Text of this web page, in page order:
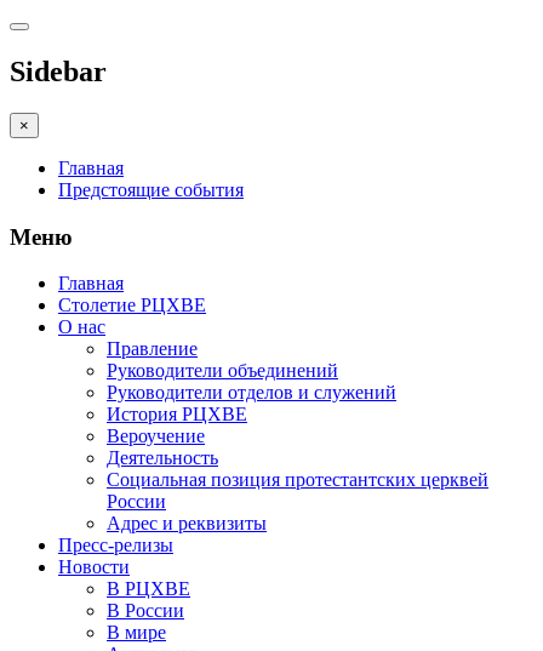
Sidebar
×
Главная
Предстоящие события
Меню
Главная
Столетие РЦХВЕ
О нас
Правление
Руководители объединений
Руководители отделов и служений
История РЦХВЕ
Вероучение
Деятельность
Социальная позиция протестантских церквей
России
Адрес и реквизиты
Пресс-релизы
Новости
В РЦХВЕ
В России
В мире